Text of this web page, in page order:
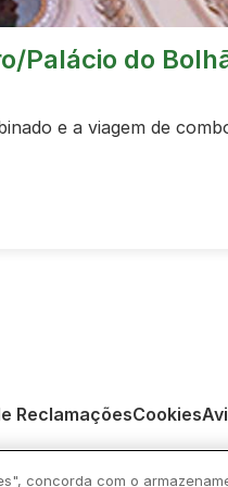
Palácio do
e a viagem de
ReclamaçõesCookies
concorda com o